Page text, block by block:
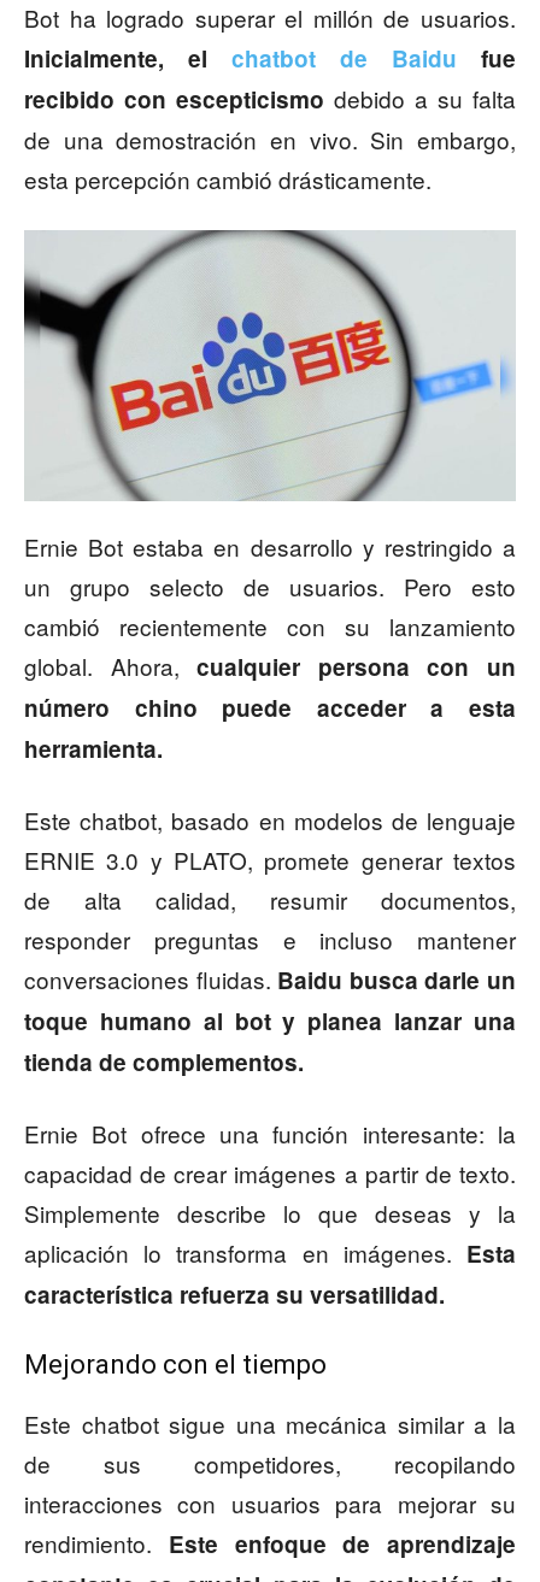
Bot ha logrado superar el millón de usuarios.
Inicialmente, el chatbot de Baidu fue
recibido con escepticismo debido a su falta
de una demostración en vivo. Sin embargo,
esta percepción cambió drásticamente.
Ernie Bot estaba en desarrollo y restringido a
un grupo selecto de usuarios. Pero esto
cambió recientemente con su lanzamiento
global. Ahora, cualquier persona con un
número chino puede acceder a esta
herramienta.
Este chatbot, basado en modelos de lenguaje
ERNIE 3.0 y PLATO, promete generar textos
de alta calidad, resumir documentos,
responder preguntas e incluso mantener
conversaciones fluidas. Baidu busca darle un
toque humano al bot y planea lanzar una
tienda de complementos.
Ernie Bot ofrece una función interesante: la
capacidad de crear imágenes a partir de texto.
Simplemente describe lo que deseas y la
aplicación lo transforma en imágenes. Esta
característica refuerza su versatilidad.
Mejorando con el tiempo
Este chatbot sigue una mecánica similar a la
de sus competidores, recopilando
interacciones con usuarios para mejorar su
rendimiento. Este enfoque de aprendizaje